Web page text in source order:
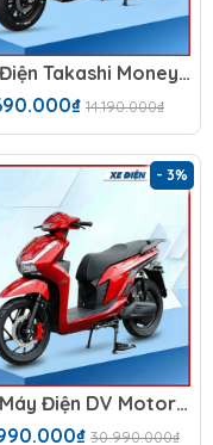
Xe Điện Takashi Money (48V-23Ah) 4 Bình
14.190.000₫
- 3%
Xe Máy Điện DV Motor Takashi Pro (72V-30A) Bản Lithium
30.990.000₫